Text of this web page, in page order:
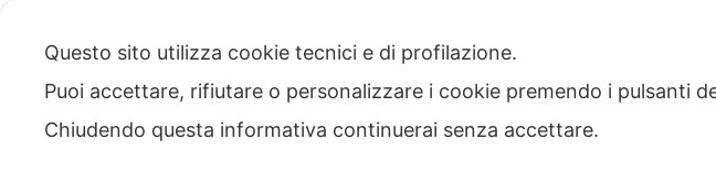
Questo sito utilizza cookie tecnici e di profilazione.
Puoi accettare, rifiutare o personalizzare i cookie premendo i pulsanti
Chiudendo questa informativa continuerai senza accettare.